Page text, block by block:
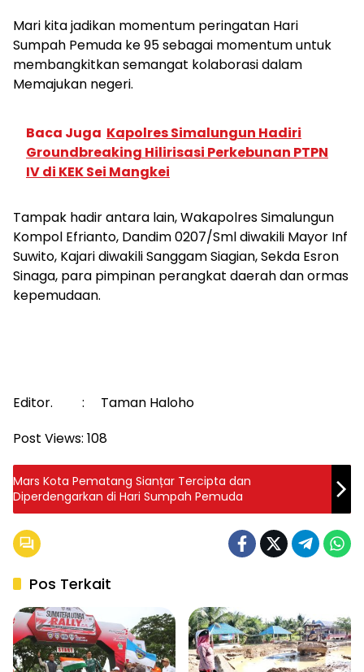
Mari kita jadikan momentum peringatan Hari
Sumpah Pemuda ke 95 sebagai momentum untuk
membangkitkan semangat kolaborasi dalam
Memajukan negeri.
Baca Juga Kapolres Simalungun Hadiri
Groundbreaking Hilirisasi Perkebunan PTPN
IV di KEK Sei Mangkei
Tampak hadir antara lain, Wakapolres Simalungun
Kompol Efrianto, Dandim 0207/Sml diwakili Mayor Inf
Suwito, Kajari diwakili Sanggam Siagian, Sekda Esron
Sinaga, para pimpinan perangkat daerah dan ormas
kepemudaan.
Editor. : Taman Haloho
Post Views: 108
Mars Kota Pematang Sianțar Tercipta dan
Diperdengarkan di Hari Sumpah Pemuda
Pos Terkait